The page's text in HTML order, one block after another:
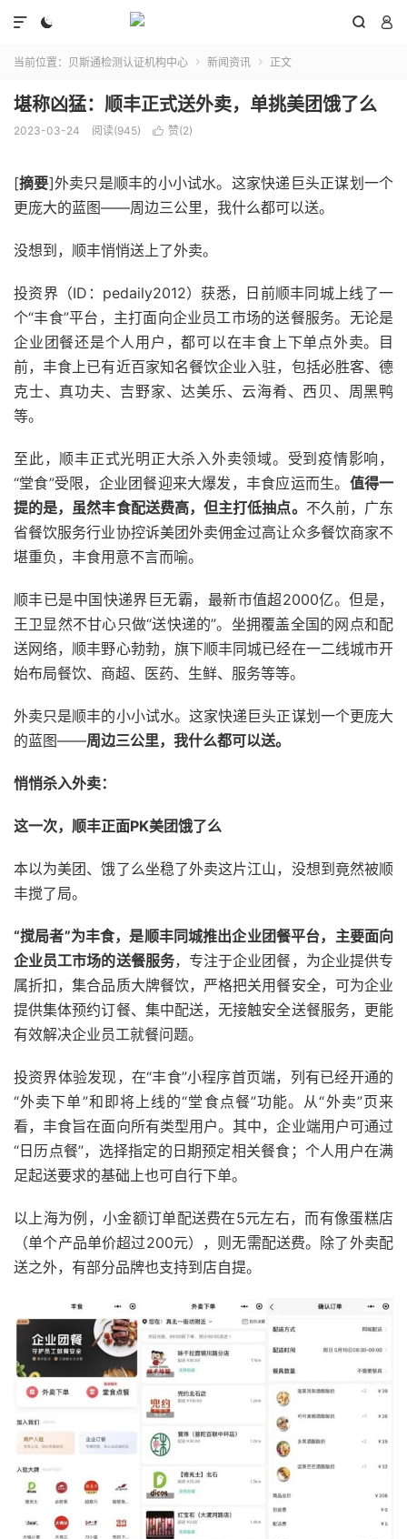
  

当前位置： 贝斯通检测认证机构中心  新闻资讯  正文
堪称凶猛：顺丰正式送外卖，单挑美团饿了么
2023-03-24 阅读(945)  赞(2)
[摘要]外卖只是顺丰的小小试水。这家快递巨头正谋划一个
更庞大的蓝图——周边三公里，我什么都可以送。
没想到，顺丰悄悄送上了外卖。
投资界（ID：pedaily2012）获悉，日前顺丰同城上线了一
个“丰食”平台，主打面向企业员工市场的送餐服务。无论是
企业团餐还是个人用户，都可以在丰食上下单点外卖。目
前，丰食上已有近百家知名餐饮企业入驻，包括必胜客、德
克士、真功夫、吉野家、达美乐、云海肴、西贝、周黑鸭
等。
至此，顺丰正式光明正大杀入外卖领域。受到疫情影响，
“堂食”受限，企业团餐迎来大爆发，丰食应运而生。 值得一
提的是，虽然丰食配送费高，但主打低抽点。 不久前，广东
省餐饮服务行业协控诉美团外卖佣金过高让众多餐饮商家不
堪重负，丰食用意不言而喻。
顺丰已是中国快递界巨无霸，最新市值超2000亿。但是，
王卫显然不甘心只做“送快递的”。坐拥覆盖全国的网点和配
送网络，顺丰野心勃勃，旗下顺丰同城已经在一二线城市开
始布局餐饮、商超、医药、生鲜、服务等等。
外卖只是顺丰的小小试水。这家快递巨头正谋划一个更庞大
的蓝图——周边三公里，我什么都可以送。
悄悄杀入外卖：
这一次，顺丰正面PK美团饿了么
本以为美团、饿了么坐稳了外卖这片江山，没想到竟然被顺
丰搅了局。
“搅局者”为丰食，是顺丰同城推出企业团餐平台，主要面向
企业员工市场的送餐服务，专注于企业团餐，为企业提供专
属折扣，集合品质大牌餐饮，严格把关用餐安全，可为企业
提供集体预约订餐、集中配送，无接触安全送餐服务，更能
有效解决企业员工就餐问题。
投资界体验发现，在“丰食”小程序首页端，列有已经开通的
“外卖下单”和即将上线的“堂食点餐”功能。从“外卖”页来
看，丰食旨在面向所有类型用户。其中，企业端用户可通过
“日历点餐”，选择指定的日期预定相关餐食；个人用户在满
足起送要求的基础上也可自行下单。
以上海为例，小金额订单配送费在5元左右，而有像蛋糕店
（单个产品单价超过200元），则无需配送费。除了外卖配
送之外，有部分品牌也支持到店自提。